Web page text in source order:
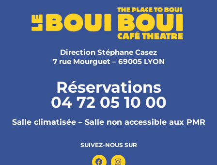
Direction Stéphane Casez
7 rue Mourguet – 69005 LYON
Réservations
04 72 05 10 00
Salle climatisée – Salle non accessible aux PMR
SUIVEZ-NOUS SUR